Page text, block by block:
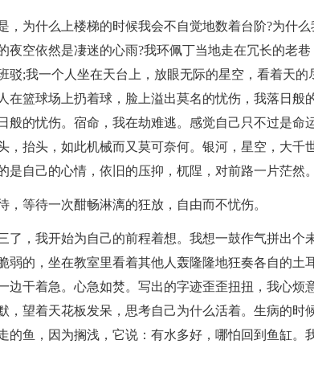
，为什么上楼梯的时候我会不自觉地数着台阶?为什
夜空依然是凄迷的心雨?我环佩丁当地走在冗长的老
驳;我一个人坐在天台上，放眼无际的星空，看着天
在篮球场上扔着球，脸上溢出莫名的忧伤，我落日般
般的忧伤。宿命，我在劫难逃。感觉自己只不过是命
，抬头，如此机械而又莫可奈何。银河，星空，大千
是自己的心情，依旧的压抑，杌陧，对前路一片茫然。
，等待一次酣畅淋漓的狂放，自由而不忧伤。
了，我开始为自己的前程着想。我想一鼓作气拼出个
弱的，坐在教室里看着其他人轰隆隆地狂奏各自的土
边干着急。心急如焚。写出的字迹歪歪扭扭，我心烦
，望着天花板发呆，思考自己为什么活着。生病的时
的鱼，因为搁浅，它说：有水多好，哪怕回到鱼缸。